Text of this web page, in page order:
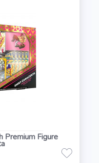
Premium Figure